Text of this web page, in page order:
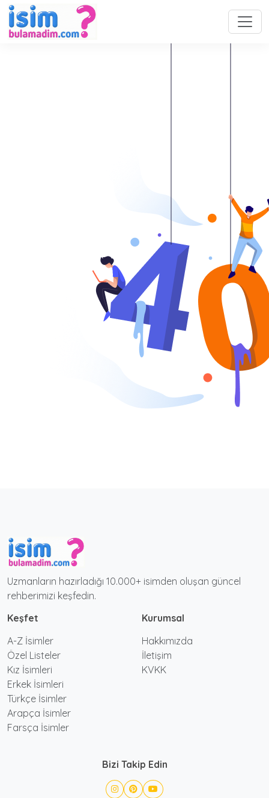
Uzmanların hazırladığı 10.000+ isimden oluşan güncel
rehberimizi keşfedin.
Keşfet
A-Z İsimler
Özel Listeler
Kız İsimleri
Erkek İsimleri
Türkçe İsimler
Arapça İsimler
Farsça İsimler
Kurumsal
Hakkımızda
İletişim
KVKK
Bizi Takip Edin